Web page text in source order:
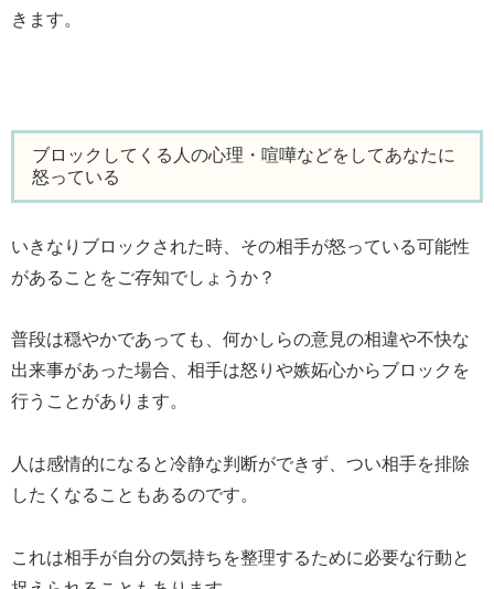
きます。
ブロックしてくる人の心理・喧嘩などをしてあなたに
怒っている
いきなりブロックされた時、その相手が怒っている可能性
があることをご存知でしょうか？
普段は穏やかであっても、何かしらの意見の相違や不快な
出来事があった場合、相手は怒りや嫉妬心からブロックを
行うことがあります。
人は感情的になると冷静な判断ができず、つい相手を排除
したくなることもあるのです。
これは相手が自分の気持ちを整理するために必要な行動と